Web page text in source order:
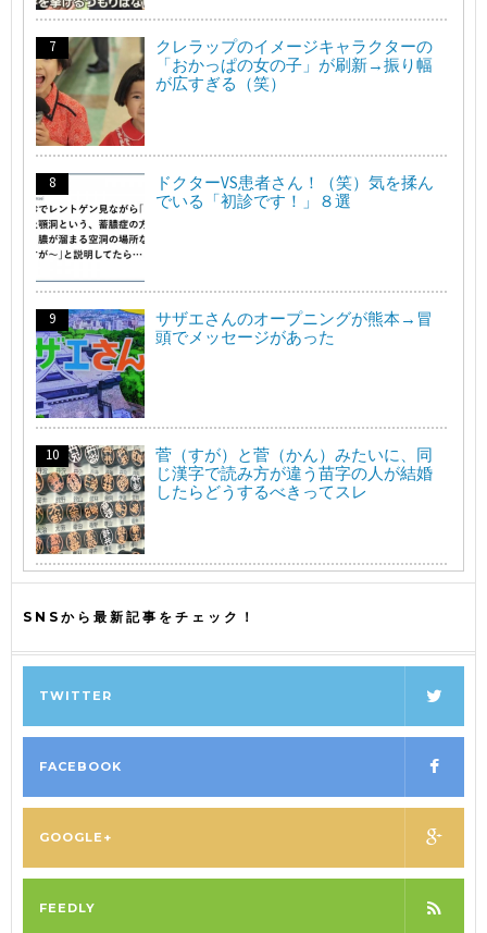
クレラップのイメージキャラクターの
「おかっぱの女の子」が刷新→振り幅
が広すぎる（笑）
ドクターVS患者さん！（笑）気を揉ん
でいる「初診です！」８選
サザエさんのオープニングが熊本→冒
頭でメッセージがあった
菅（すが）と菅（かん）みたいに、同
じ漢字で読み方が違う苗字の人が結婚
したらどうするべきってスレ
SNSから最新記事をチェック！
TWITTER
FACEBOOK
GOOGLE+
FEEDLY